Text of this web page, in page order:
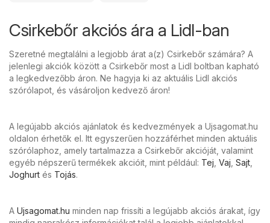
Csirkebőr akciós ára a Lidl-ban
Szeretné megtalálni a legjobb árat a(z) Csirkebőr számára? A
jelenlegi akciók között a Csirkebőr most a Lidl boltban kapható
a legkedvezőbb áron. Ne hagyja ki az aktuális Lidl akciós
szórólapot, és vásároljon kedvező áron!
A legújabb akciós ajánlatok és kedvezmények a Ujsagomat.hu
oldalon érhetők el. Itt egyszerűen hozzáférhet minden aktuális
szórólaphoz, amely tartalmazza a Csirkebőr akcióját, valamint
egyéb népszerű termékek akcióit, mint például: Tej Vaj Sajt
Joghurt és Tojás.
A Ujsagomat.hu minden nap frissíti a legújabb akciós árakat, így